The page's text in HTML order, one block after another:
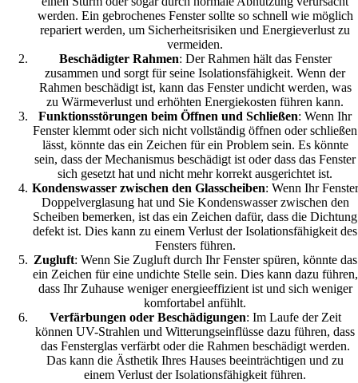
werden. Ein gebrochenes Fenster sollte so schnell wie möglich
repariert werden, um Sicherheitsrisiken und Energieverlust zu
vermeiden.
Beschädigter Rahmen: Der Rahmen hält das Fenster
zusammen und sorgt für seine Isolationsfähigkeit. Wenn der
Rahmen beschädigt ist, kann das Fenster undicht werden, was
zu Wärmeverlust und erhöhten Energiekosten führen kann.
Funktionsstörungen beim Öffnen und Schließen: Wenn Ihr
Fenster klemmt oder sich nicht vollständig öffnen oder schließen
lässt, könnte das ein Zeichen für ein Problem sein. Es könnte
sein, dass der Mechanismus beschädigt ist oder dass das Fenster
sich gesetzt hat und nicht mehr korrekt ausgerichtet ist.
Kondenswasser zwischen den Glasscheiben: Wenn Ihr Fenster
Doppelverglasung hat und Sie Kondenswasser zwischen den
Scheiben bemerken, ist das ein Zeichen dafür, dass die Dichtung
defekt ist. Dies kann zu einem Verlust der Isolationsfähigkeit des
Fensters führen.
Zugluft: Wenn Sie Zugluft durch Ihr Fenster spüren, könnte das
ein Zeichen für eine undichte Stelle sein. Dies kann dazu führen,
dass Ihr Zuhause weniger energieeffizient ist und sich weniger
komfortabel anfühlt.
Verfärbungen oder Beschädigungen: Im Laufe der Zeit
können UV-Strahlen und Witterungseinflüsse dazu führen, dass
das Fensterglas verfärbt oder die Rahmen beschädigt werden.
Das kann die Ästhetik Ihres Hauses beeinträchtigen und zu
einem Verlust der Isolationsfähigkeit führen.